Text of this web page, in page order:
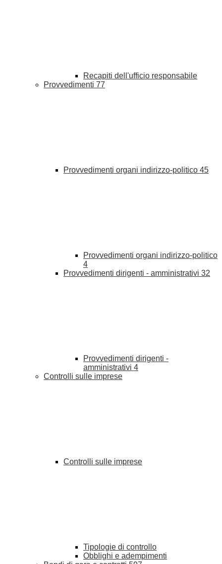
Recapiti dell'ufficio responsabile
Provvedimenti 77
Provvedimenti organi indirizzo-politico 45
Provvedimenti organi indirizzo-politico
4
Provvedimenti dirigenti - amministrativi 32
Provvedimenti dirigenti -
amministrativi 4
Controlli sulle imprese
Controlli sulle imprese
Tipologie di controllo
Obblighi e adempimenti